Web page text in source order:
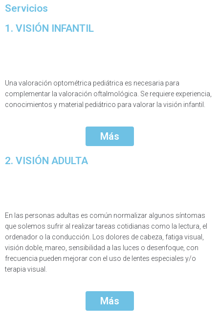
Servicios
1. VISIÓN INFANTIL
Una valoración optométrica pediátrica es necesaria para
complementar la valoración oftalmológica. Se requiere experiencia,
conocimientos y material pediátrico para valorar la visión infantil.
Más
2. VISIÓN ADULTA
En las personas adultas es común normalizar algunos síntomas
que solemos sufrir al realizar tareas cotidianas como la lectura, el
ordenador o la conducción. Los dolores de cabeza, fatiga visual,
visión doble, mareo, sensibilidad a las luces o desenfoque, con
frecuencia pueden mejorar con el uso de lentes especiales y/o
terapia visual.
Más